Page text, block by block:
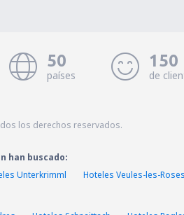
50
países de
los derechos reservados.
han buscado:
Unterkrimml Hoteles Veules-les-Roses